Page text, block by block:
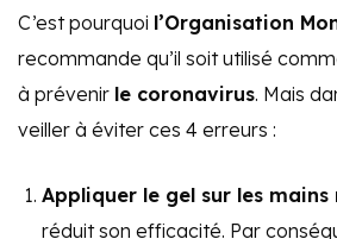
C’est pourquoi l’Organisation
recommande qu’il soit utilisé
à prévenir le coronavirus. Mais
veiller à éviter ces 4 erreurs :
Appliquer le gel sur les mains
réduit son efficacité. Par